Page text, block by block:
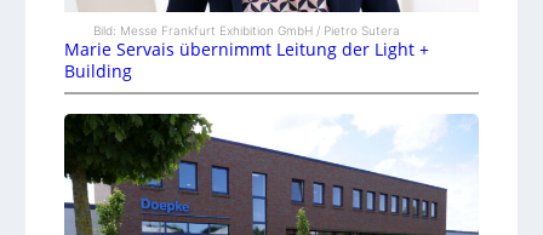
Bild: Messe Frankfurt Exhibition GmbH / Pietro Sutera
Marie Servais übernimmt Leitung der Light +
Building